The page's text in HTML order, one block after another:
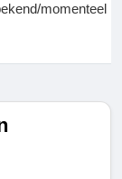
momenteel